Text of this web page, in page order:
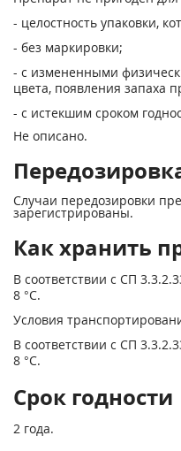
- целостность упаковки,
- без маркировки;
- с измененными
цвета, появления запаха
- с истекшим сроком
Не описано.
Случаи передозировки
зарегистрированы.
Как хранить
В соответствии с СП
8 °С.
Условия
В соответствии с СП
8 °С.
Срок годности
2 года.